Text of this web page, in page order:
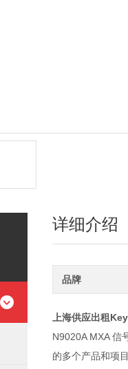
详细介绍
品牌
上海供应出租
N9020A MXA 信
的多个产品和项